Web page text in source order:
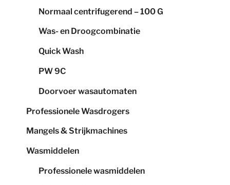
Normaal centrifugerend – 100 G
Was- en Droogcombinatie
Quick Wash
PW 9C
Doorvoer wasautomaten
Professionele Wasdrogers
Mangels & Strijkmachines
Wasmiddelen
Professionele wasmiddelen